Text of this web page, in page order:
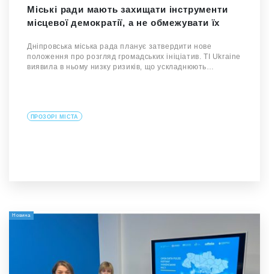
Міські ради мають захищати інструменти
місцевої демократії, а не обмежувати їх
Дніпровська міська рада планує затвердити нове
положення про розгляд громадських ініціатив. TI Ukraine
виявила в ньому низку ризиків, що ускладнюють…
ПРОЗОРІ МІСТА
Новина